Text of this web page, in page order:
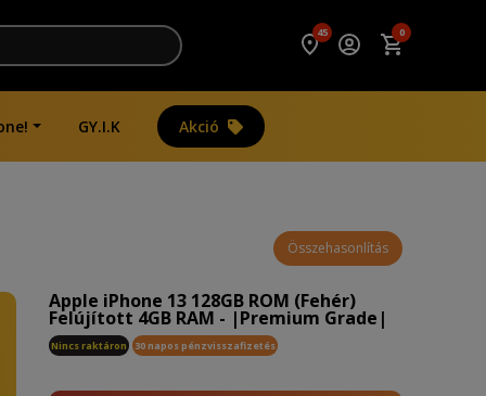
45 0
GY.I.K Akció
Összehasonlítás
Apple iPhone 13 128GB ROM (Fehér)
Felújított 4GB RAM - |Premium Grade|
Nincs raktáron 30 napos pénzvisszafizetés